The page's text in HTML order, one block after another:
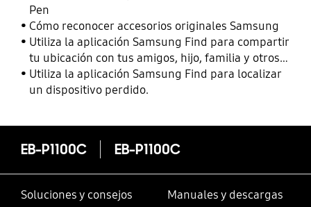
Pen
Cómo reconocer accesorios originales Samsung
Utiliza la aplicación Samsung Find para compartir
tu ubicación con tus amigos, hijo, familia y otros
contactos
Utiliza la aplicación Samsung Find para localizar
un dispositivo perdido.
EB-P1100C EB-P1100C
Soluciones y consejos Manuales y descargas